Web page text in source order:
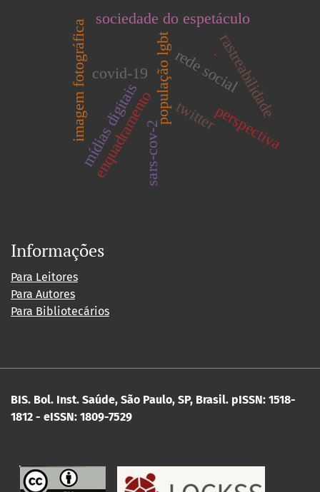
.
população lgbttwitter
mídias digitais
enquadramento perspectiva
imagem fotográfica
sociedade do espetáculo
rede socialrastreabilidade
sars-cov-2
covid-19
Informações
Para Leitores
Para Autores
Para Bibliotecários
BIS. Bol. Inst. Saúde, São Paulo, SP, Brasil. pISSN: 1518-
1812 - eISSN: 1809-7529